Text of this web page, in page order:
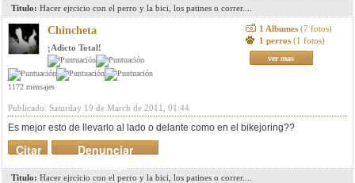
Titulo: Hacer ejrcicio con el perro y la bici, los patines o correr....
Chincheta
¡Adicto Total!
1172 mensajes
1 Albumes (7 fotos)
1 perros (1 fotos)
ver mas
Publicado: Saturday 19 de March de 2011, 01:44
Es mejor esto de llevarlo al lado o delante como en el bikejoring??
Denunciar
mensaje
Citar
Titulo: Hacer ejrcicio con el perro y la bici, los patines o correr....